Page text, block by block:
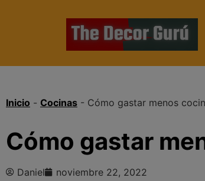
Inicio - Cocinas - Cómo gastar menos
Cómo gastar
Daniel noviembre 22, 2022